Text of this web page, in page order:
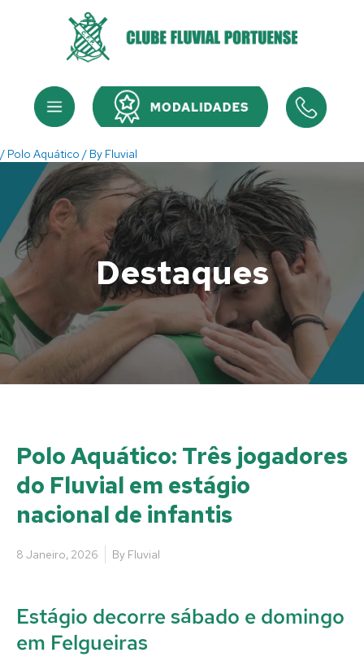
Menu Menu
/ Polo Aquático / By Fluvial
Destaques
Polo Aquático: Três jogadores
do Fluvial em estágio
nacional de infantis
8 Janeiro, 2026 By Fluvial
Estágio decorre sábado e domingo
em Felgueiras